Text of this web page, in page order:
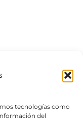
tecnologías como
del